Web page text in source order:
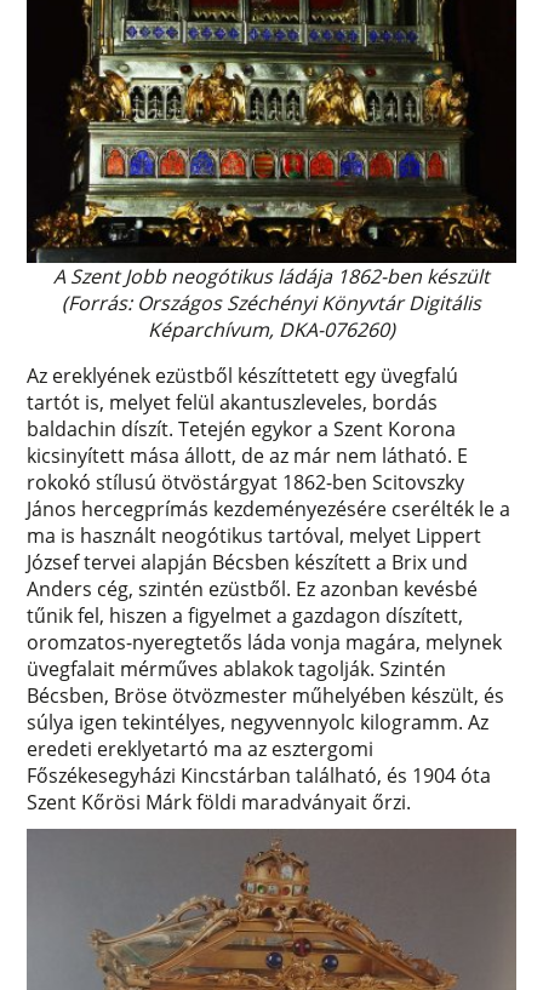
A Szent Jobb neogótikus ládája 1862-ben készült
(Forrás: Országos Széchényi Könyvtár Digitális
Képarchívum, DKA-076260)
Az ereklyének ezüstből készíttetett egy üvegfalú
tartót is, melyet felül akantuszleveles, bordás
baldachin díszít. Tetején egykor a Szent Korona
kicsinyített mása állott, de az már nem látható. E
rokokó stílusú ötvöstárgyat 1862-ben Scitovszky
János hercegprímás kezdeményezésére cserélték le a
ma is használt neogótikus tartóval, melyet Lippert
József tervei alapján Bécsben készített a Brix und
Anders cég, szintén ezüstből. Ez azonban kevésbé
tűnik fel, hiszen a figyelmet a gazdagon díszített,
oromzatos-nyeregtetős láda vonja magára, melynek
üvegfalait mérműves ablakok tagolják. Szintén
Bécsben, Bröse ötvözmester műhelyében készült, és
súlya igen tekintélyes, negyvennyolc kilogramm. Az
eredeti ereklyetartó ma az esztergomi
Főszékesegyházi Kincstárban található, és 1904 óta
Szent Kőrösi Márk földi maradványait őrzi.